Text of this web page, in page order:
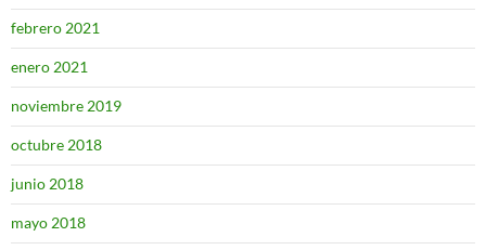
febrero 2021
enero 2021
noviembre 2019
octubre 2018
junio 2018
mayo 2018